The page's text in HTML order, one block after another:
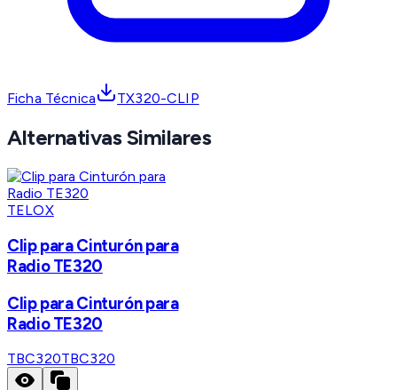
Ficha Técnica TX320-CLIP
Alternativas Similares
TELOX
Clip para Cinturón para
Radio TE320
Clip para Cinturón para
Radio TE320
TBC320TBC320